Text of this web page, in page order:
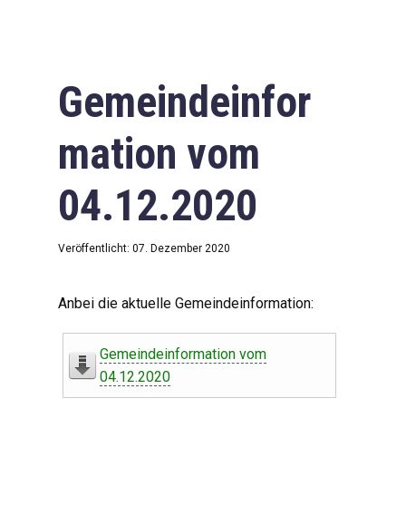
Gemeindeinfor
mation vom
04.12.2020
Veröffentlicht: 07. Dezember 2020
Anbei die aktuelle Gemeindeinformation:
Gemeindeinformation vom
04.12.2020